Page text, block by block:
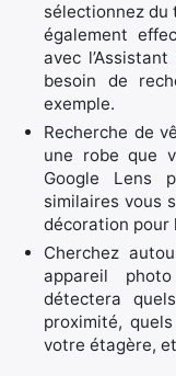
sélectionnez du
également
avec
besoin de
exemple.
Recherche de
une robe que
Google Lens
similaires vous
décoration pour
Cherchez
appareil
détectera
proximité,
votre étagère,